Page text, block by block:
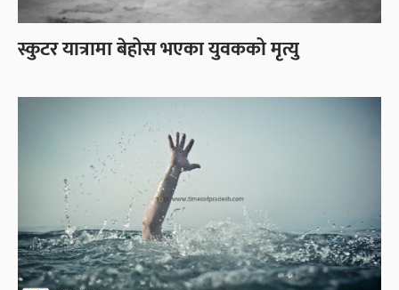
स्कुटर यात्रामा बेहोस भएका युवकको मृत्यु